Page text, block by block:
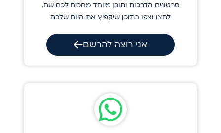
סרטונים הדרכות ותוכן מיוחד מחכים לכם שם.
לחצו וצפו בתוכן שיקפיץ את היום שלכם
אני רוצה להרשם